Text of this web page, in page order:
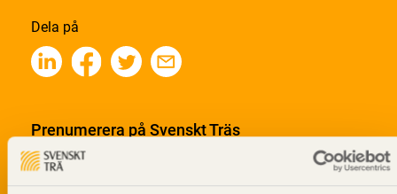
Dela på
Prenumerera på Svenskt Träs
informationsutskick!